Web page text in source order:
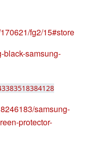
fg2/15#store
black-samsung-
samsung-
protector-